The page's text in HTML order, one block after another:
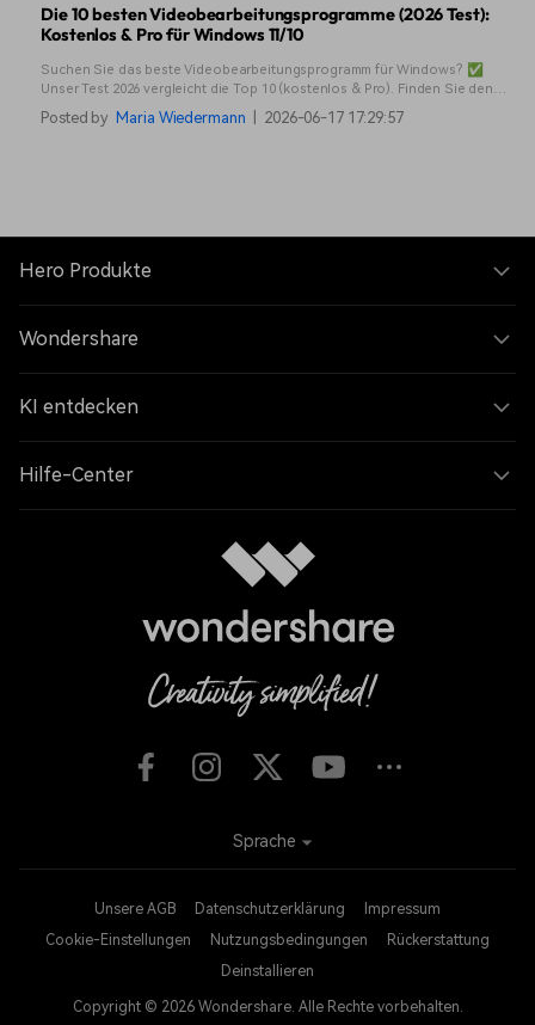
Die 10 besten Videobearbeitungsprogramme (2026 Test):
Kostenlos & Pro für Windows 11/10
Suchen Sie das beste Videobearbeitungsprogramm für Windows? ✅
Unser Test 2026 vergleicht die Top 10 (kostenlos & Pro). Finden Sie den
Testsieger für Anfänger & Profis. Jetzt entdecken!
Posted by Maria Wiedermann 2026-06-17 17:29:57
Hero Produkte
Wondershare
KI entdecken
Hilfe-Center
Unsere AGB Datenschutzerklärung
Impressum
Cookie-Einstellungen
Nutzungsbedingungen
Rückerstattung
Deinstallieren
Copyright © 2026 Wondershare. Alle Rechte vorbehalten.
Sprache